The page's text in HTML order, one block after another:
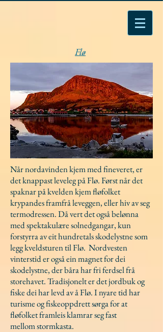
Flø
Når nordavinden kjem med fineveret, er
det knappast leveleg på Flø. Først når det
spaknar på kvelden kjem fløfolket
krypandes framfrå leveggen, eller hiv av seg
termodressen. Då vert det også belønna
med spektakulære solnedgangar, kun
forstyrra av eit hundretals skodelystne som
legg kveldsturen til Flø. Nordvesten
vinterstid er også ein magnet for dei
skodelystne, der båra har fri ferdsel frå
storehavet. Tradisjonelt er det jordbuk og
fiske dei har levd av å Flø. I nyare tid har
turisme og fiskeoppdrett sørga for at
fløfolket framleis klamrar seg fast
mellom stormkasta.